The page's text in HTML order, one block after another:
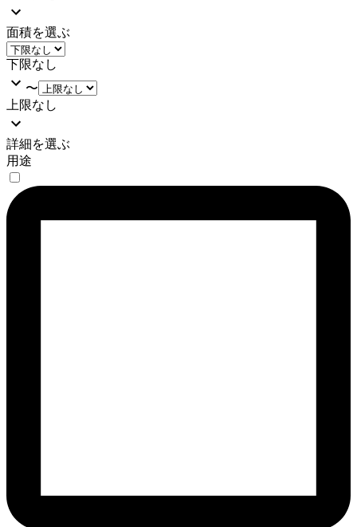
面積を選ぶ
下限なし
〜
上限なし
詳細を選ぶ
用途